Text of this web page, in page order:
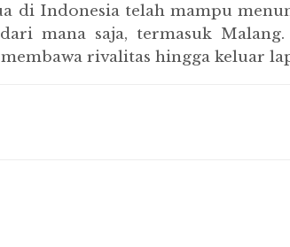
di Indonesia telah mampu
mana saja, termasuk
rivalitas hingga keluar